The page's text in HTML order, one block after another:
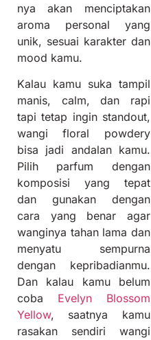
nya akan menciptakan
aroma personal yang
unik, sesuai karakter dan
mood kamu.
Kalau kamu suka tampil
manis, calm, dan rapi
tapi tetap ingin standout,
wangi floral powdery
bisa jadi andalan kamu.
Pilih parfum dengan
komposisi yang tepat
dan gunakan dengan
cara yang benar agar
wanginya tahan lama dan
menyatu sempurna
dengan kepribadianmu.
Dan kalau kamu belum
coba Evelyn Blossom
Yellow, saatnya kamu
rasakan sendiri wangi